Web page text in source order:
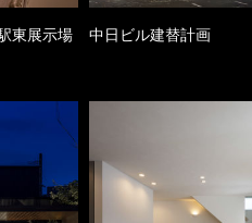
東展示場 中日ビル建替計画